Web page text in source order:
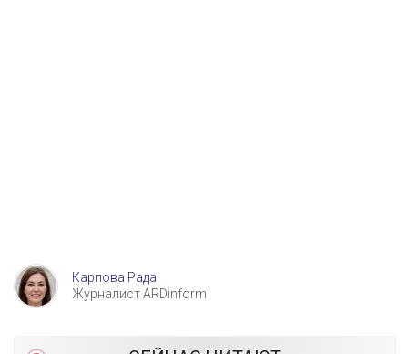
Карпова Рада
Журналист ARDinform